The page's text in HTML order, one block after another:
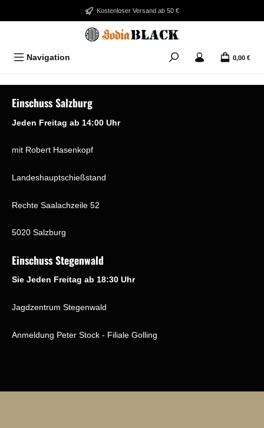
Zum Hauptinhalt springenKostenloser Versand ab 50 €
Navigation 0,00 €
Einschuss Salzburg
Jeden Freitag ab 14:00 Uhr
mit Robert Hasenkopf
Landeshauptschießstand
Rechte Saalachzeile 52
5020 Salzburg
Einschuss Stegenwald
Sie Jeden Freitag ab 18:30 Uhr
Jagdzentrum Stegenwald
Anmeldung Peter Stock - Filiale Golling